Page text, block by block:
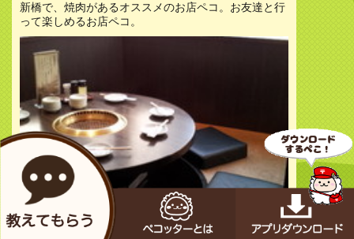
新橋で、焼肉があるオススメのお店ペコ。お友達と行
って楽しめるお店ペコ。